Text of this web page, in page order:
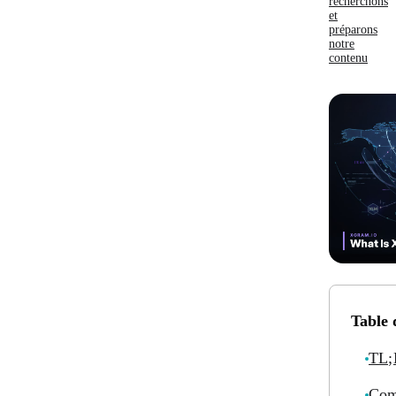
et
préparons
notre
contenu
Table